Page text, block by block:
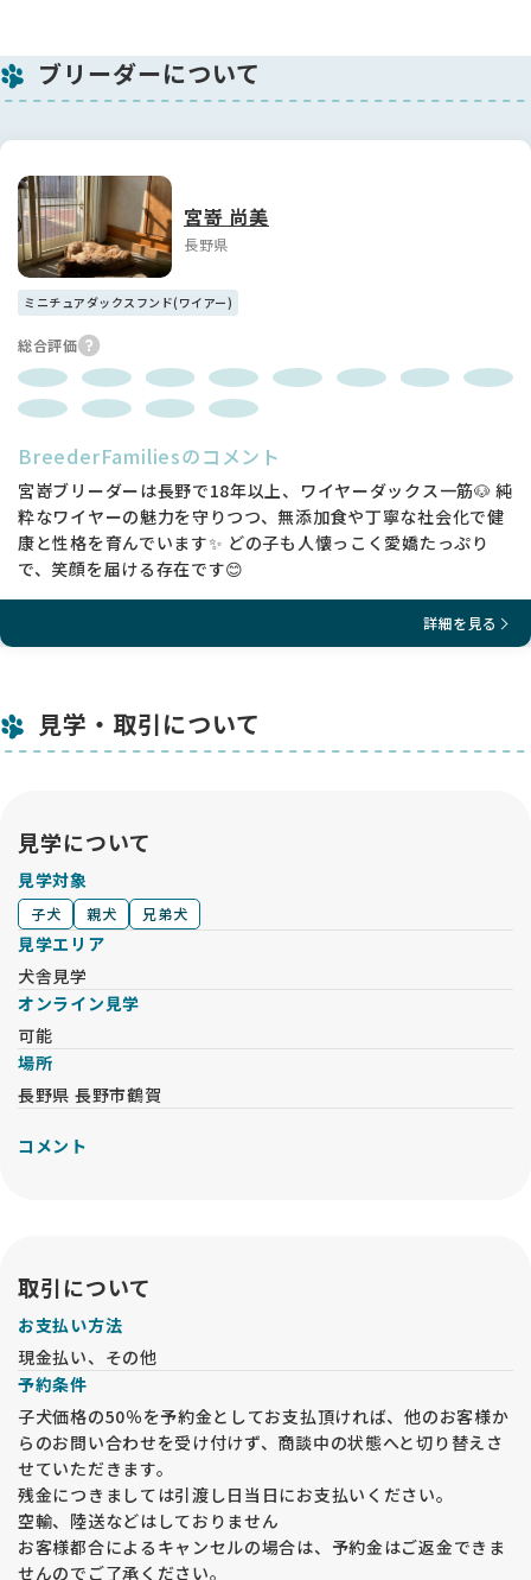
ブリーダーについて
宮嵜 尚美
長野県
ミニチュアダックスフンド(ワイアー)
総合評価
BreederFamiliesのコメント
宮嵜ブリーダーは長野で18年以上、ワイヤーダックス一筋🐶 純
粋なワイヤーの魅力を守りつつ、無添加食や丁寧な社会化で健
康と性格を育んでいます✨ どの子も人懐っこく愛嬌たっぷり
で、笑顔を届ける存在です😊
詳細を見る
見学・取引について
見学について
見学対象
子犬 親犬 兄弟犬
見学エリア
犬舎見学
オンライン見学
可能
場所
長野県 長野市鶴賀
コメント
取引について
お支払い方法
現金払い、その他
予約条件
子犬価格の50％を予約金としてお支払頂ければ、他のお客様か
らのお問い合わせを受け付けず、商談中の状態へと切り替えさ
せていただきます。
残金につきましては引渡し日当日にお支払いください。
空輸、陸送などはしておりません
お客様都合によるキャンセルの場合は、予約金はご返金できま
せんのでご了承ください。